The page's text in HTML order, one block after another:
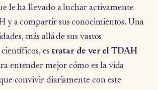
le ha llevado a luchar activamente
y a compartir sus conocimientos. Una
más allá de sus vastos
es tratar de ver el TDAH
entender mejor cómo es la vida
convivir diariamente con este